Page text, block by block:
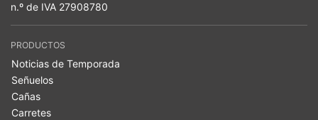
n.º de IVA 27908780
PRODUCTOS
Noticias de Temporada
Señuelos
Cañas
Carretes